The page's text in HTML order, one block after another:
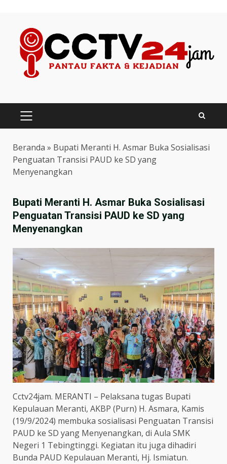
content
PRIMARY
MENU
Beranda » Bupati Meranti H. Asmar Buka Sosialisasi
Penguatan Transisi PAUD ke SD yang
Menyenangkan
Bupati Meranti H. Asmar Buka Sosialisasi
Penguatan Transisi PAUD ke SD yang
Menyenangkan
Cctv24jam. MERANTI – Pelaksana tugas Bupati
Kepulauan Meranti, AKBP (Purn) H. Asmara, Kamis
(19/9/2024) membuka sosialisasi Penguatan Transisi
PAUD ke SD yang Menyenangkan, di Aula SMK
Negeri 1 Tebingtinggi. Kegiatan itu juga dihadiri
Bunda PAUD Kepulauan Meranti, Hj. Ismiatun.